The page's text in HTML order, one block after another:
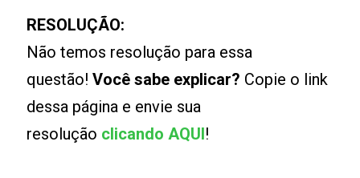
RESOLUÇÃO:
Não temos resolução para essa
questão!Você sabe explicar? Copie o link
dessa página e envie sua
resolução clicando AQUI!